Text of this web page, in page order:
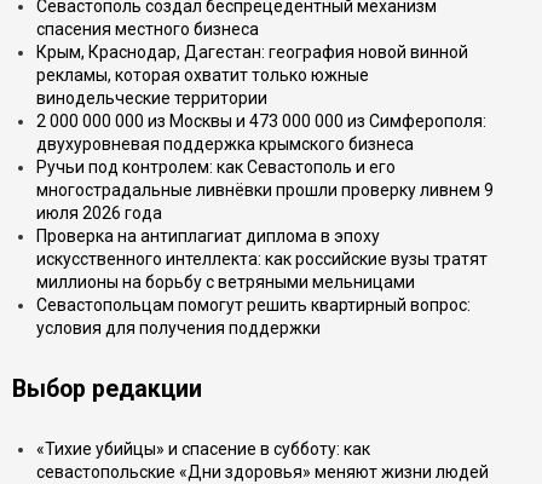
Севастополь создал беспрецедентный механизм
спасения местного бизнеса
Крым, Краснодар, Дагестан: география новой винной
рекламы, которая охватит только южные
винодельческие территории
2 000 000 000 из Москвы и 473 000 000 из Симферополя:
двухуровневая поддержка крымского бизнеса
Ручьи под контролем: как Севастополь и его
многострадальные ливнёвки прошли проверку ливнем 9
июля 2026 года
Проверка на антиплагиат диплома в эпоху
искусственного интеллекта: как российские вузы тратят
миллионы на борьбу с ветряными мельницами
Севастопольцам помогут решить квартирный вопрос:
условия для получения поддержки
Выбор редакции
«Тихие убийцы» и спасение в субботу: как
севастопольские «Дни здоровья» меняют жизни людей